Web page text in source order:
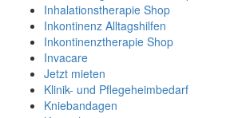
Inhalationstherapie Shop
Inkontinenz Alltagshilfen
Inkontinenztherapie Shop
Invacare
Jetzt mieten
Klinik- und Pflegeheimbedarf
Kniebandagen